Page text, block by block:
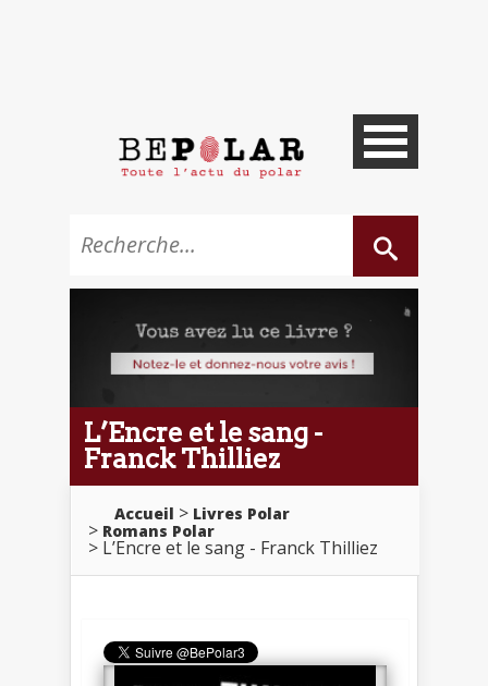
L’Encre et le sang -
Franck Thilliez
Accueil
Livres Polar
Romans Polar
L’Encre et le sang - Franck Thilliez